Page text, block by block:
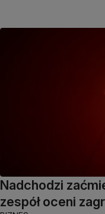
Nadchodzi
zespół oceni